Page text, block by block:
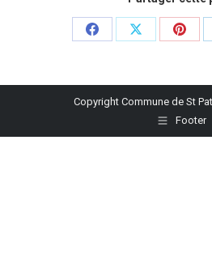
Partager
Facebook
Partager
X
Copyright Commune de St
Footer